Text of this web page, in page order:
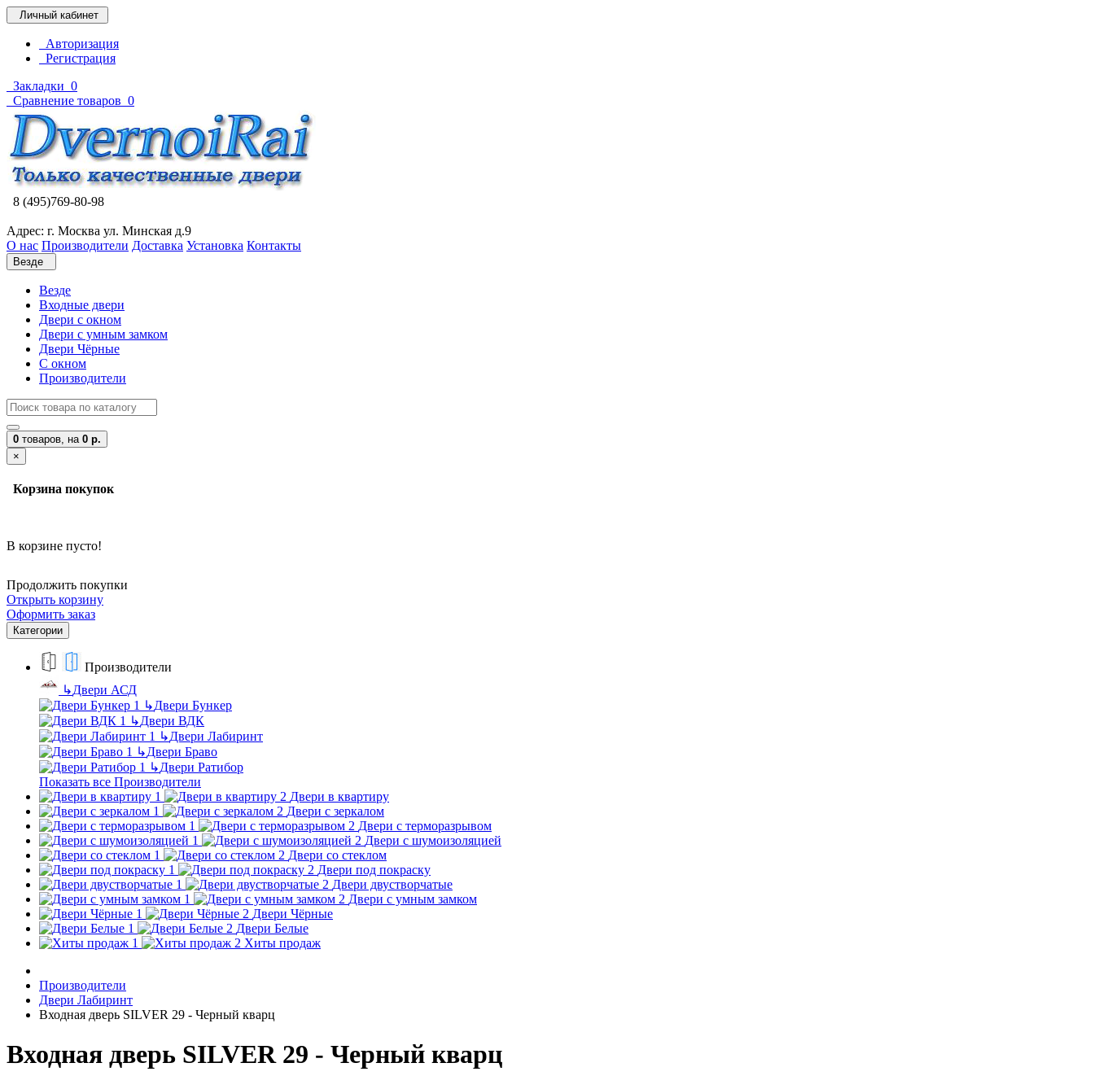
Личный кабинет
Авторизация
Регистрация
Закладки 0
Сравнение товаров 0
8 (495)769-80-98
Адрес: г. Москва ул. Минская д.9
О нас Производители Доставка Установка Контакты
Везде
Везде
Входные двери
Двери с окном
Двери с умным замком
Двери Чёрные
C окном
Производители
0 товаров, на 0 р.
×
Корзина покупок
В корзине пусто!
Продолжить покупки
Открыть корзину
Оформить заказ
Категории
Производители
↳Двери АСД
↳Двери Бункер
↳Двери ВДК
↳Двери Лабиринт
↳Двери Браво
↳Двери Ратибор
Показать все Производители
Двери в квартиру
Двери с зеркалом
Двери с терморазрывом
Двери с шумоизоляцией
Двери со стеклом
Двери под покраску
Двери двустворчатые
Двери с умным замком
Двери Чёрные
Двери Белые
Хиты продаж
Производители
Двери Лабиринт
Входная дверь SILVER 29 - Черный кварц
Входная дверь SILVER 29 - Черный кварц